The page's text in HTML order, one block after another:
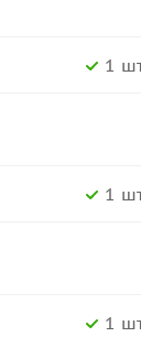
1
1
1